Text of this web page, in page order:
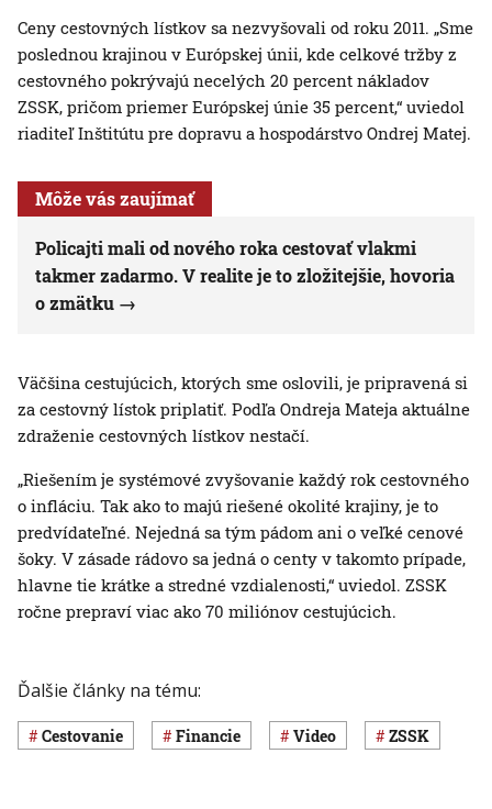
Ceny cestovných lístkov sa nezvyšovali od roku 2011. „Sme
poslednou krajinou v Európskej únii, kde celkové tržby z
cestovného pokrývajú necelých 20 percent nákladov
ZSSK, pričom priemer Európskej únie 35 percent,“ uviedol
riaditeľ Inštitútu pre dopravu a hospodárstvo Ondrej Matej.
Môže vás zaujímať
Policajti mali od nového roka cestovať vlakmi
takmer zadarmo. V realite je to zložitejšie, hovoria
o zmätku
Väčšina cestujúcich, ktorých sme oslovili, je pripravená si
za cestovný lístok priplatiť. Podľa Ondreja Mateja aktuálne
zdraženie cestovných lístkov nestačí.
„Riešením je systémové zvyšovanie každý rok cestovného
o infláciu. Tak ako to majú riešené okolité krajiny, je to
predvídateľné. Nejedná sa tým pádom ani o veľké cenové
šoky. V zásade rádovo sa jedná o centy v takomto prípade,
hlavne tie krátke a stredné vzdialenosti,“ uviedol. ZSSK
ročne prepraví viac ako 70 miliónov cestujúcich.
Ďalšie články na tému:
cestovanie Financie Video ZSSK